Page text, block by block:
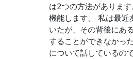
は2つの方法がありま
機能します。 私は最近
いたが、その背後にあ
することができなかっ
について話しているの